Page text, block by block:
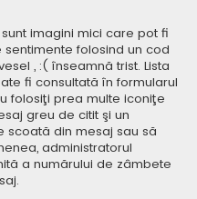
imagini mici care pot fi
folosind un cod
, :( înseamnă trist. Lista
fi consultată în formularul
folosiţi prea multe iconiţe
greu de citit şi un
din mesaj sau să
administratorul
a numărului de zâmbete